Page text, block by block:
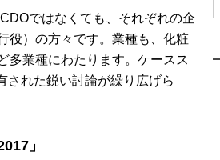
ではなくても、それぞれの企
役）の方々です。業種も、化粧
多業種にわたります。ケースス
された鋭い討論が繰り広げら
」